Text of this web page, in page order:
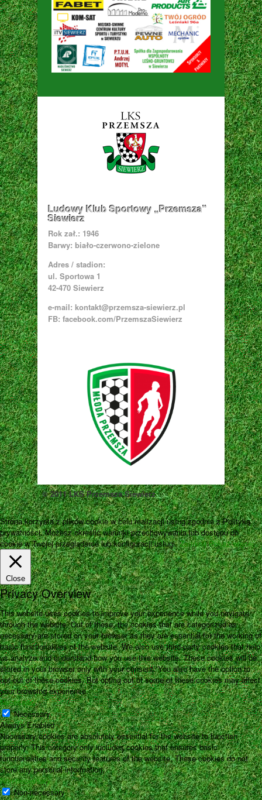
Ludowy Klub Sportowy „Przemsza”
Siewierz
Rok zał.: 1946
Barwy: biało-czerwono-zielone
Adres / stadion:
ul. Sportowa 1
42-470 Siewierz
e-mail: kontakt@przemsza-siewierz.pl
FB: facebook.com/PrzemszaSiewierz
© 2011 LKS Przemsza Siewierz
Strona korzysta z plików cookie w celu realizacji usług zgodnie z Polityką
prywatności. Możesz określić warunki przechowywania lub dostępu do
cookie w Twojej przeglądarce lub konfiguracji usługi.Zamknij Pokaż więcej
Close
Privacy Overview
This website uses cookies to improve your experience while you navigate
through the website. Out of these, the cookies that are categorized as
necessary are stored on your browser as they are essential for the working of
basic functionalities of the website. We also use third-party cookies that help
us analyze and understand how you use this website. These cookies will be
stored in your browser only with your consent. You also have the option to
opt-out of these cookies. But opting out of some of these cookies may affect
your browsing experience.
Necessary
Necessary
Always Enabled
Necessary cookies are absolutely essential for the website to function
properly. This category only includes cookies that ensures basic
functionalities and security features of the website. These cookies do not
store any personal information.
Non-necessary
Non-necessary